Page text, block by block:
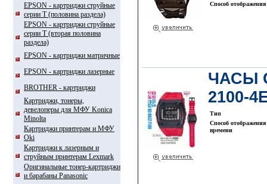
EPSON - картриджи струйные
серии T (половина раздела)
EPSON - картриджи струйные
серии Т (вторая половина
раздела)
EPSON - картриджи матричные
EPSON - картриджи лазерные
BROTHER - картриджи
Картриджи, тонеры,
девелоперы для МФУ Konica
Minolta
Картриджи принтерам и МФУ
Oki
Картриджи к лазерным и
струйным принтерам Lexmark
Оригинальные тонер-картриджи
и барабаны Panasonic
Способ
ЧАСЫ
2100-
Тип
Способ отображения
времени